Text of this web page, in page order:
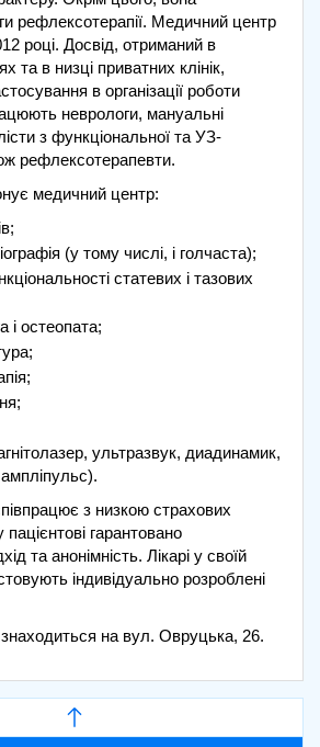
рефлексотерапії. Медичний центр
році. Досвід, отриманий в
та в низці приватних клінік,
в організації роботи
неврологи, мануальні
з функціональної та УЗ-
рефлексотерапевти.
медичний центр:
(у тому числі, і голчаста);
статевих і тазових
і остеопата;
ультразвук, диадинамик,
з низкою страхових
гарантовано
та анонімність. Лікарі у своїй
індивідуально розроблені
на вул. Овруцька, 26.